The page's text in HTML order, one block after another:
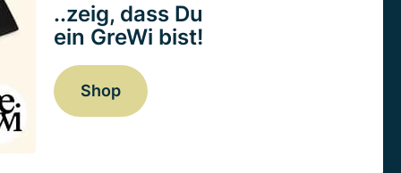
..zeig, dass Du
ein GreWi bist!
Shop